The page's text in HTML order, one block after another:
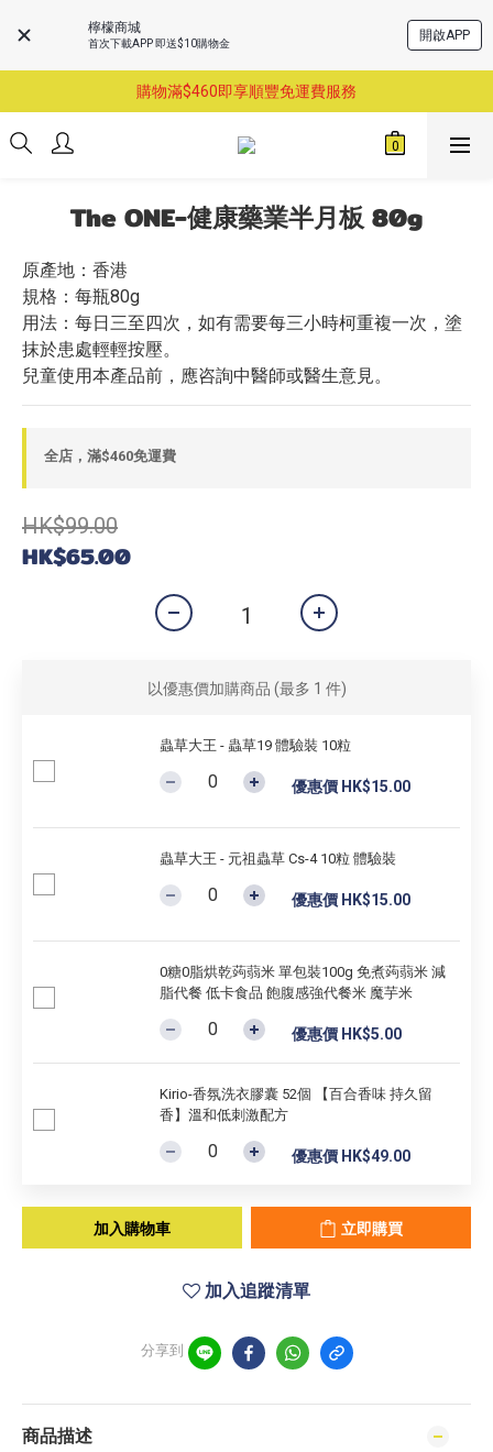
檸檬商城
首次下載APP 即送$10購物金
開啟APP
購物滿$460即享順豐免運費服務
購物滿$460即享順豐免運費服務
已支持葵涌門市自取服務-請先預約
The ONE-健康藥業半月板 80g
原產地：香港
規格：每瓶80g
用法：每日三至四次，如有需要每三小時柯重複一次，塗
抹於患處輕輕按壓。
兒童使用本產品前，應咨詢中醫師或醫生意見。
全店，滿$460免運費
HK$99.00
HK$65.00
以優惠價加購商品 (最多 1 件)
蟲草大王 - 蟲草19 體驗裝 10粒
優惠價 HK$15.00
蟲草大王 - 元祖蟲草 Cs-4 10粒 體驗裝
優惠價 HK$15.00
0糖0脂烘乾蒟蒻米 單包裝100g 免煮蒟蒻米 減
脂代餐 低卡食品 飽腹感強代餐米 魔芋米
優惠價 HK$5.00
Kirio-香氛洗衣膠囊 52個 【百合香味 持久留
香】溫和低刺激配方
優惠價 HK$49.00
加入購物車 立即購買
加入追蹤清單
分享到
商品描述